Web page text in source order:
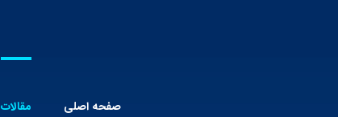
صفحه اصلی مقالات